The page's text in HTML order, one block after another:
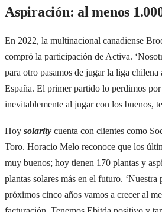
Aspiración: al menos
En 2022, la multinacional canadiense
compró la participación de Activa.
para otro pasamos de jugar la liga chilena
España. El primer partido lo perdimos
inevitablemente al jugar con los buenos,
Hoy solarity cuenta con clientes como
Toro. Horacio Melo reconoce que los
muy buenos; hoy tienen 170 plantas y
plantas solares más en el futuro.
próximos cinco años vamos a crecer al